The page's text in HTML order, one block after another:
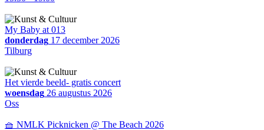
My Baby at 013
donderdag 17 december 2026
Tilburg
Het vierde beeld- gratis concert
woensdag 26 augustus 2026
Oss
🧺 NMLK Picknicken @ The Beach 2026